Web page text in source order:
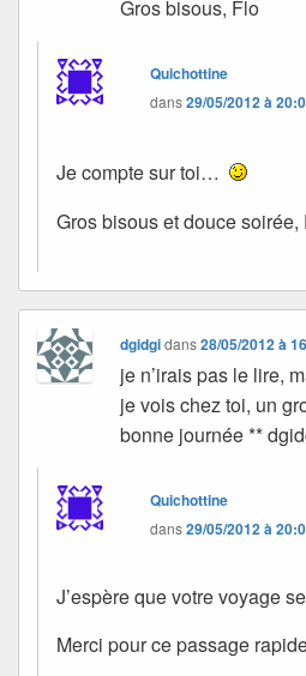
Gros bisous, Flo
Quichottine
dans29/05/2012 à
Je compte sur toi…
Gros bisous et douce soirée,
dgidgidans28/05/2012 à
je n’irais pas le lire,
je vois chez toi, un
bonne journée **
Quichottine
dans29/05/2012 à
J’espère que votre voyage
Merci pour ce passage